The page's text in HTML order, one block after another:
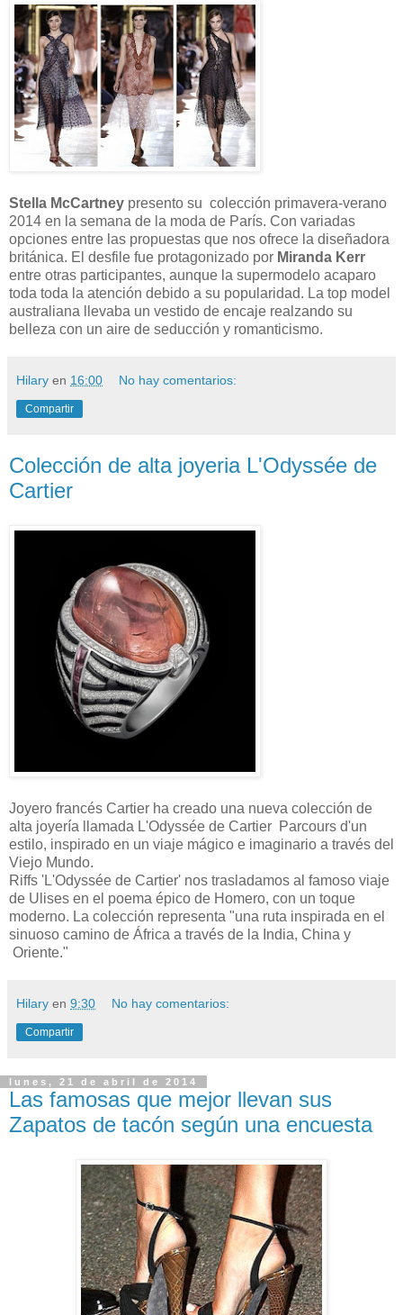
Stella McCartney presento su colección primavera-verano
2014 en la semana de la moda de París. Con variadas
opciones entre las propuestas que nos ofrece la diseñadora
británica. El desfile fue protagonizado por Miranda Kerr
entre otras participantes, aunque la supermodelo acaparo
toda toda la atención debido a su popularidad. La top model
australiana llevaba un vestido de encaje realzando su
belleza con un aire de seducción y romanticismo.
Hilary en 16:00 No hay comentarios:
Compartir
Colección de alta joyeria L'Odyssée de
Cartier
Joyero francés Cartier ha creado una nueva colección de
alta joyería llamada L'Odyssée de Cartier Parcours d'un
estilo, inspirado en un viaje mágico e imaginario a través del
Viejo Mundo.
Riffs 'L'Odyssée de Cartier' nos trasladamos al famoso viaje
de Ulises en el poema épico de Homero, con un toque
moderno. La colección representa "una ruta inspirada en el
sinuoso camino de África a través de la India, China y
Oriente."
Hilary en 9:30 No hay comentarios:
Compartir
lunes, 21 de abril de 2014
Las famosas que mejor llevan sus
Zapatos de tacón según una encuesta